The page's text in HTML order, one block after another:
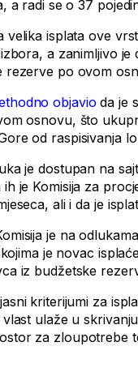
a radi se o 37
velika isplata ove
a zanimljivo
rezerve po ovom
objavio da je
osnovu, što
od raspisivanja
je dostupan na
je Komisija za
ali i da je
je na
je novac
iz budžetske
kriterijumi za
ulaže u
za zloupotrebe